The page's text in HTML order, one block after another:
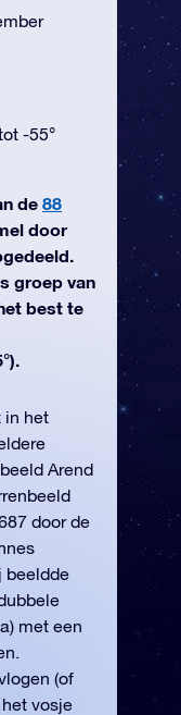
-55°
de 88
door
groep van
best te
in het
Arend
door de
beeldde
met een
(of
vosje